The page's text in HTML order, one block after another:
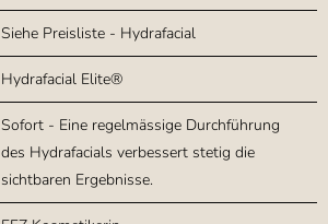
Siehe Preisliste - Hydrafacial
Hydrafacial Elite®
Sofort - Eine regelmässige Durchführung
des Hydrafacials verbessert stetig die
sichtbaren Ergebnisse.